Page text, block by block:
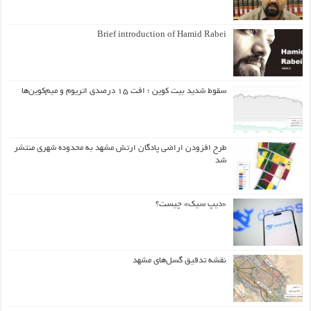
Brief introduction of Hamid Rabei
سقوط شدید بیت کوین ؛ افت ۱۵ درصدی اتریوم و میم‌کوین‌ها
طرح افزودن اراضی پادگان ارتش مشهد به محدوده شهری منتشر
شد
«دیپ سیک» چیست؟
نقشه تدقیق گسل‌های مشهد